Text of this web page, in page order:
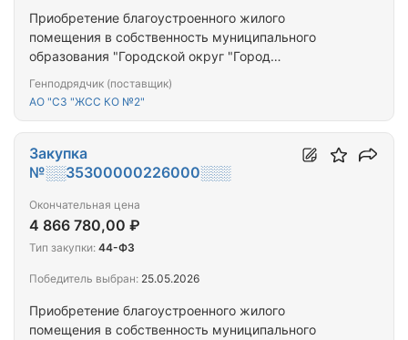
Приобретение благоустроенного жилого
помещения в собственность муниципального
образования "Городской округ "Город
переселяемым из аварийного жилищного фонда
Генподрядчик (поставщик)
АО "СЗ "ЖСС КО №2"
Приобретение благоустроенного жилого
помещения в собственность муниципального
Закупка
№░░35300000226000░░░
Окончательная цена
4 866 780,00 ₽
Тип закупки: 44-ФЗ
Победитель выбран: 25.05.2026